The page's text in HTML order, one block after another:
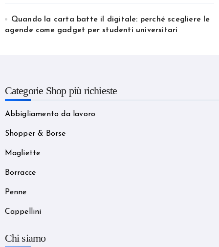
Quando la carta batte il digitale: perché scegliere le
agende come gadget per studenti universitari
Categorie Shop più richieste
Abbigliamento da lavoro
Shopper & Borse
Magliette
Borracce
Penne
Cappellini
Chi siamo